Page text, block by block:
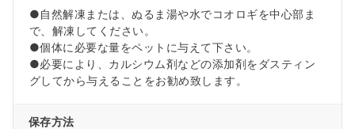
●自然解凍または、ぬるま湯や水でコオロギを中心部ま
で、解凍してください。
●個体に必要な量をペットに与えて下さい。
●必要により、カルシウム剤などの添加剤をダスティン
グしてから与えることをお勧め致します。
保存方法